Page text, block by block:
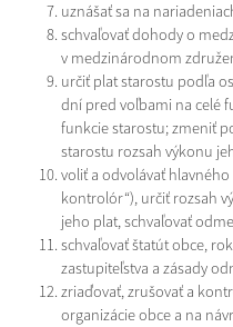
uznášať sa na
schvaľovať dohody o
v medzinárodnom
určiť plat starostu podľa
dní pred voľbami na celé
funkcie starostu; zmeniť
starostu rozsah výkonu
voliť a odvolávať
kontrolór“), určiť rozsah
jeho plat, schvaľovať
schvaľovať štatút obce,
zastupiteľstva a zásady
zriaďovať, zrušovať a
organizácie obce a na